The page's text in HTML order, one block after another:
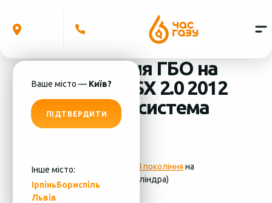
Ваше місто — Київ?
ПІДТВЕРДИТИ
Інше місто:
ІрпіньБориспіль
Львів
Встановлення ГБО на
Mitsubishi ASX 2.0 2012
(4 циліндра) система
ГБО - Lovato
Фотографії установки ГБО 4 покоління на
Mitsubishi ASX 2.0 2012 (4 циліндра)